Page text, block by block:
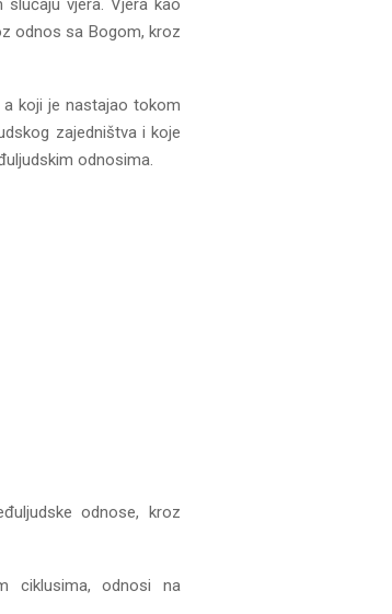
slučaju vjera. Vjera kao
odnos sa Bogom, kroz
a koji je nastajao tokom
zajedništva i koje
odnosima.
odnose, kroz
ciklusima, odnosi na